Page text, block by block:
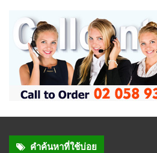
คำค้นหาที่ใช้บ่อย